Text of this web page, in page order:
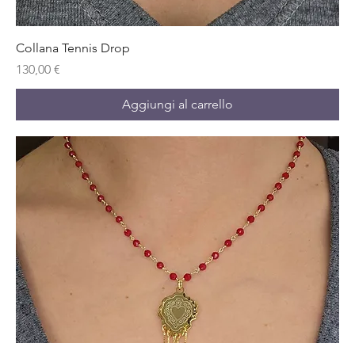
Collana Tennis Drop
Prezzo
130,00 €
Aggiungi al carrello